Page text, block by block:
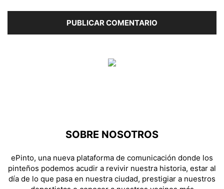
SOBRE NOSOTROS
ePinto, una nueva plataforma de comunicación donde los
pinteños podemos acudir a revivir nuestra historia, estar al
día de lo que pasa en nuestra ciudad, prestigiar a nuestros